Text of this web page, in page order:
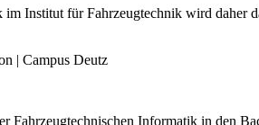
Institut für Fahrzeugtechnik wird
| Campus Deutz
Fahrzeugtechnischen Informatik in den